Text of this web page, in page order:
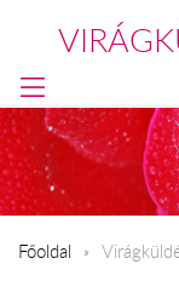
Főoldal